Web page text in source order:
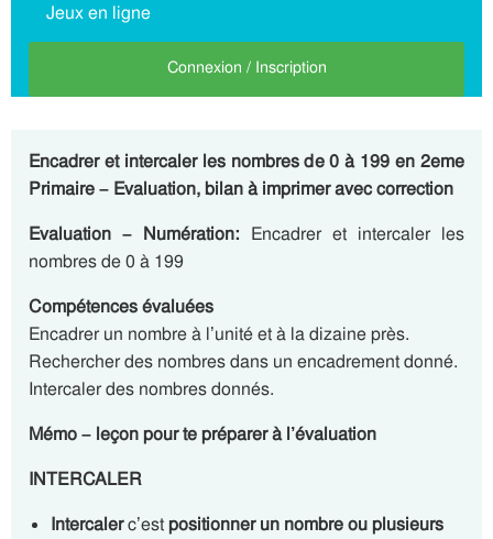
Jeux en ligne
Connexion / Inscription
Encadrer et intercaler les nombres de 0 à 199 en 2eme
Primaire – Evaluation, bilan à imprimer avec correction
Evaluation – Numération: Encadrer et intercaler les
nombres de 0 à 199
Compétences évaluées
Encadrer un nombre à l’unité et à la dizaine près.
Rechercher des nombres dans un encadrement donné.
Intercaler des nombres donnés.
Mémo – leçon pour te préparer à l’évaluation
INTERCALER
Intercalerc’estpositionner un nombre ou plusieurs